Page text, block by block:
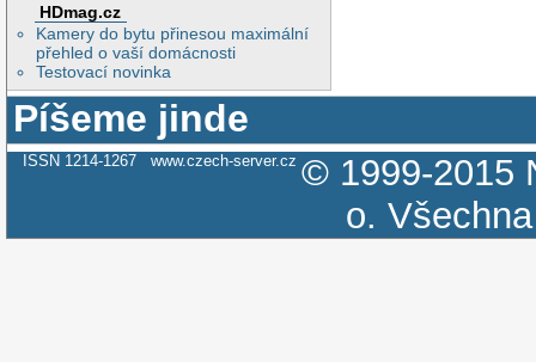
HDmag.cz
Kamery do bytu přinesou maximální
přehled o vaší domácnosti
Testovací novinka
Píšeme jinde
ISSN 1214-1267 www.czech-server.cz © 1999-2015
o.